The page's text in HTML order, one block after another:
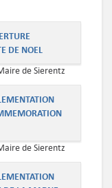
DE NOEL
de Sierentz
de Sierentz